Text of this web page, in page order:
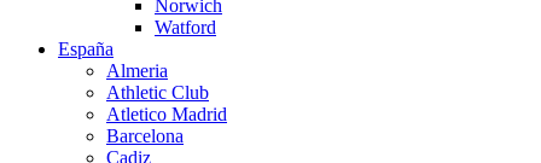
Norwich
Watford
España
Almeria
Athletic Club
Atletico Madrid
Barcelona
Cadiz